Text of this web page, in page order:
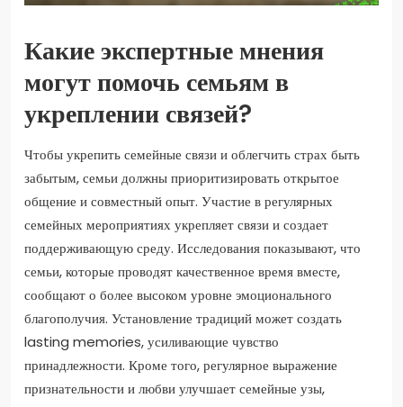
Какие экспертные мнения
могут помочь семьям в
укреплении связей?
Чтобы укрепить семейные связи и облегчить страх быть
забытым, семьи должны приоритизировать открытое
общение и совместный опыт. Участие в регулярных
семейных мероприятиях укрепляет связи и создает
поддерживающую среду. Исследования показывают, что
семьи, которые проводят качественное время вместе,
сообщают о более высоком уровне эмоционального
благополучия. Установление традиций может создать
lasting memories, усиливающие чувство
принадлежности. Кроме того, регулярное выражение
признательности и любви улучшает семейные узы,